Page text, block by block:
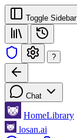
Toggle Sidebar
?
Chat
HomeLibrary
losan.ai